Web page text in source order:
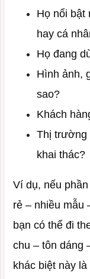
Họ nổi bật
hay cá
Họ đang
Hình ảnh,
sao?
Khách
Thị trường
khai thác?
Ví dụ, nếu
rẻ – nhiều mẫu
bạn có thể đi
chu – tôn dáng
khác biệt này